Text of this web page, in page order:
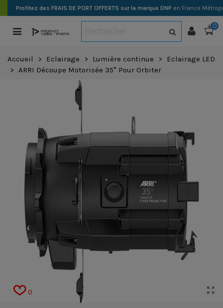
Profitez des FRAIS DE PORT OFFERTS sur la marque DNP en France
0
Accueil > Eclairage > Lumière continue >
Eclairage LED
> ARRI Découpe Motorisée 35° Pour Orbiter
0